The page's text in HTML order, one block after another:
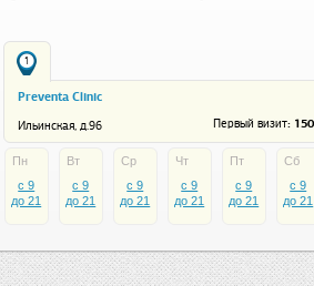
1
Preventa Clinic
Ильинская, д.96 Первый визит:
Пн
c 9
до 21
Вт
c 9
до 21
Ср
c 9
до 21
Чт
c 9
до 21
Пт
c 9
до 21
Сб
c 9
до 21